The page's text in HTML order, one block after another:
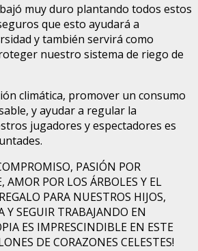
muy duro plantando todos estos
que esto ayudará a
y también servirá como
nuestro sistema de riego de
climática, promover un consumo
y ayudar a regular la
jugadores y espectadores es
PASIÓN POR
AMOR POR LOS ÁRBOLES Y EL
PARA NUESTROS HIJOS,
Y SEGUIR TRABAJANDO EN
ES IMPRESCINDIBLE EN ESTE
DE CORAZONES CELESTES!